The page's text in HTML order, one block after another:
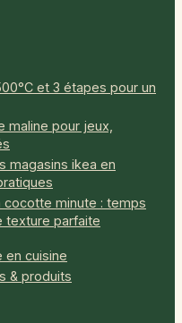
et 3 étapes pour un
maline pour jeux,
magasins ikea en
cocotte minute : temps
texture parfaite
en cuisine
& produits